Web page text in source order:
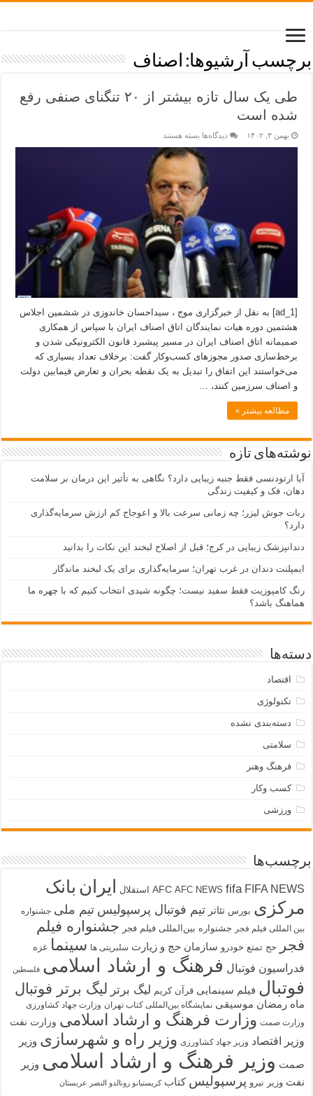
برچسب آرشیوها: اصناف
طی یک سال تازه بیشتر از ۲۰ تنگنای صنفی رفع
شده است
بهمن ۳, ۱۴۰۲ دیدگاه‌ها بسته هستند
[ad_1] به نقل از خبرگزاری موج ، سیداحسان خاندوزی در ششمین اجلاس
هشتمین دوره هیات نمایندگان اتاق اصناف ایران با سپاس از همکاری
صمیمانه اتاق اصناف ایران در مسیر پیشبرد قانون الکترونیکی شدن و
برخط‌سازی صدور مجوزهای کسب‌وکار گفت: برخلاف تعداد بسیاری که
می‌خواستند این اتفاق را تبدیل به یک نقطه بحران و تعارض فیمابین دولت
و اصناف سرزمین کنند، …
مطالعه بیشتر »
نوشته‌های تازه
آیا ارتودنسی فقط جنبه زیبایی دارد؟ نگاهی به تأثیر این درمان بر سلامت
دهان، فک و کیفیت زندگی
ربات جوش لیزر؛ چه زمانی سرعت بالا و اعوجاج کم ارزش سرمایه‌گذاری
دارد؟
دندانپزشک زیبایی در کرج؛ قبل از اصلاح لبخند این نکات را بدانید
ایمپلنت دندان در غرب تهران؛ سرمایه‌گذاری برای یک لبخند ماندگار
رنگ کامپوزیت فقط سفید نیست؛ چگونه شیدی انتخاب کنیم که با چهره ما
هماهنگ باشد؟
دسته‌ها
اقتصاد
تکنولوژی
دسته‌بندی نشده
سلامتی
فرهنگ وهنر
کسب وکار
ورزشی
برچسب‌ها
AFC AFC NEWS fifa FIFA NEWS استقلال ایران بانک
مرکزی بورس تئاتر تیم فوتبال پرسپولیس تیم ملی جشنواره
بین المللی فیلم فجر
جشنواره بین‌المللی فیلم فجر جشنواره فیلم
فجر
حج تمتع خودرو سازمان حج و زیارت سلبریتی ها سینما غزه
فدراسیون فوتبال فرهنگ و ارشاد اسلامی فلسطین
فوتبال فیلم سینمایی قرآن کریم لیگ برتر لیگ برتر فوتبال
ماه رمضان موسیقی نمایشگاه بین‌المللی کتاب تهران وزارت جهاد کشاورزی
وزارت صمت وزارت فرهنگ و ارشاد اسلامی وزارت نفت
وزیر اقتصاد وزیر جهاد کشاورزی وزیر راه و شهرسازی وزیر
صمت وزیر فرهنگ و ارشاد اسلامی وزیر
نفت وزیر نیرو پرسپولیس کتاب کریستیانو رونالدو النصر عربستان